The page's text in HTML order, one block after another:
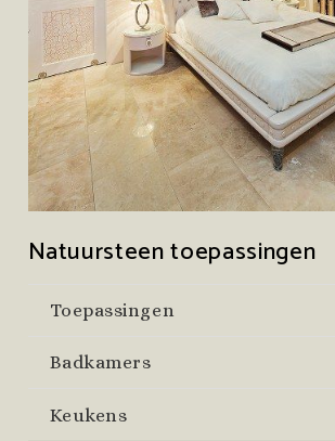
Natuursteen toepassingen
Toepassingen
Badkamers
Keukens